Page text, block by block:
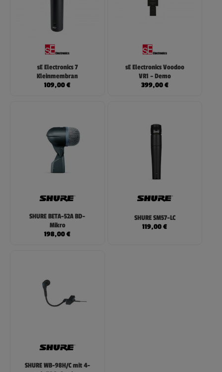
sE Electronics 7
Kleinmembran
109,00€
sE Electronics Voodoo
VR1 – Demo
399,00€
SHURE BETA-52A BD-
Mikro
198,00€
SHURE SM57-LC
119,00€
SHURE WB-98H/C mit 4-